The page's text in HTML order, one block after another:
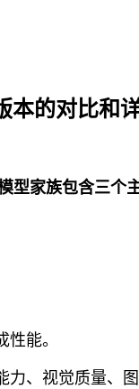
本的对比和
型家族包含三个
能。
力、视觉质量、